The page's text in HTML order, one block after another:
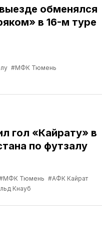
обменялся
в 16-м туре
#МФК Тюмень
гол «Кайрату» в
по футзалу
Тюмень #АФК Кайрат
Кнауб